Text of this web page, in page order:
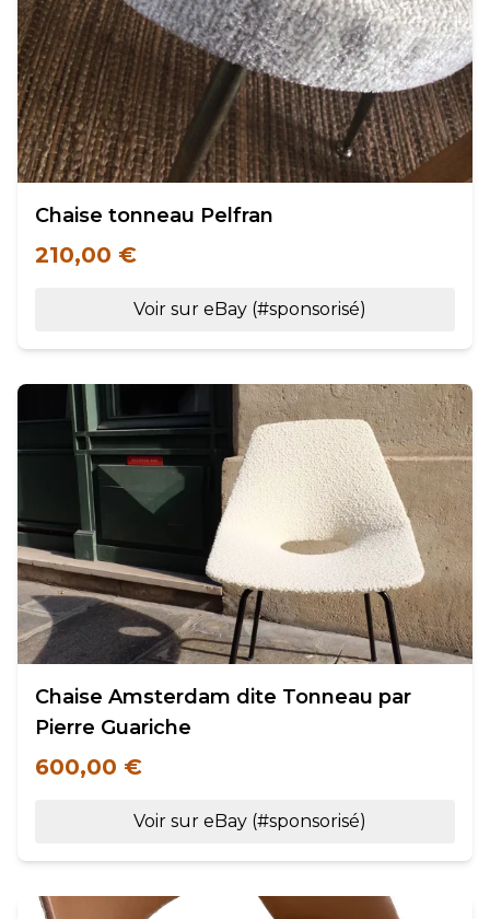
Chaise tonneau Pelfran
210,00 €
Voir sur eBay (#sponsorisé)
Chaise Amsterdam dite Tonneau par
Pierre Guariche
600,00 €
Voir sur eBay (#sponsorisé)